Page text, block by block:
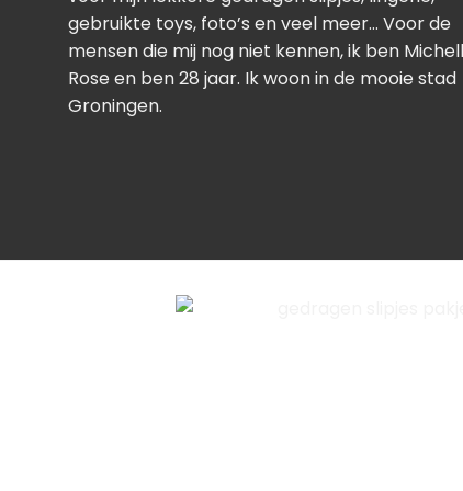
gebruikte toys, foto’s en veel meer… Voor de
mensen die mij nog niet kennen, ik ben
Rose en ben 28 jaar. Ik woon in de mooie stad
Groningen.